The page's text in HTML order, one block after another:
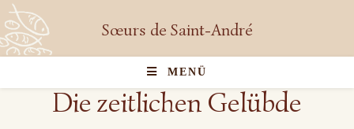
Sœurs de Saint-André
MENÜ
Die zeitlichen Gelübde